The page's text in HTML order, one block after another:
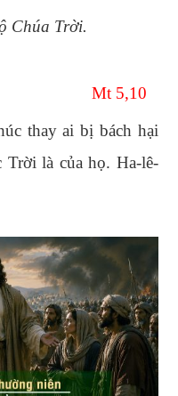
Chúa Trời.
Mt 5,10
thay ai bị bách hại
là của họ. Ha-lê-